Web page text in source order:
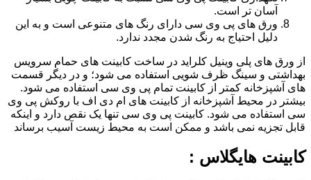
آسان تر است.
ورق های پی وی سی دارای رنگ های متنوعی است و به این
دلیل احتیاج به رنگ شدن مجدد ندارد.
از ورق های پلی وینیل کلراید در ساخت کابینت های حمام سرویس
بهداشتی و سینگ ظرف شویی استفاده می شود؛ و در دیگر قسمت
های آشپزخانه کمتر از کابینت تمام پی وی سی استفاده می شود.
بیشتر در محیط آشپزخانه از کابینت های ام دی اف با روکش پی وی
سی استفاده می شود. کابینت پی وی سی تنها یک نقص دارد و اینکه
قابل تجزیه نمی باشد و ممکن است به محیط زیست آسیب برساند
کابینت هایگلاس :